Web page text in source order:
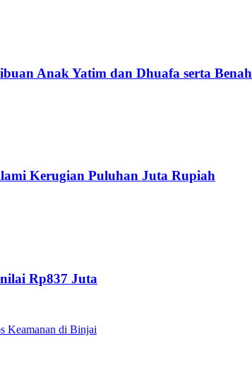
Anak Yatim dan Dhuafa serta
Kerugian Puluhan Juta Rupiah
Rp837 Juta